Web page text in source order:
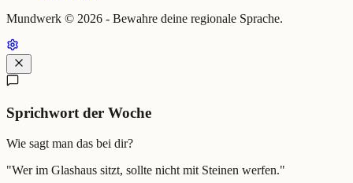
Mundwerk © 2026 - Bewahre deine regionale Sprache.
Sprichwort der Woche
Wie sagt man das bei dir?
"Wer im Glashaus sitzt, sollte nicht mit Steinen werfen."